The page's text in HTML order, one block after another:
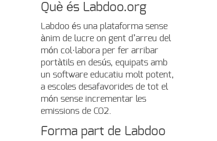
Què és Labdoo.org
Labdoo és una plataforma sense
ànim de lucre on gent d’arreu del
món col·labora per fer arribar
portàtils en desús, equipats amb
un software educatiu molt potent,
a escoles desafavorides de tot el
món sense incrementar les
emissions de CO2.
Forma part de Labdoo